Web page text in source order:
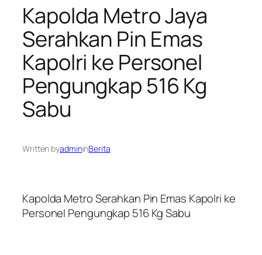
Kapolda Metro Jaya
Serahkan Pin Emas
Kapolri ke Personel
Pengungkap 516 Kg
Sabu
Written byadmininBerita
Kapolda Metro Serahkan Pin Emas Kapolri ke
Personel Pengungkap 516 Kg Sabu